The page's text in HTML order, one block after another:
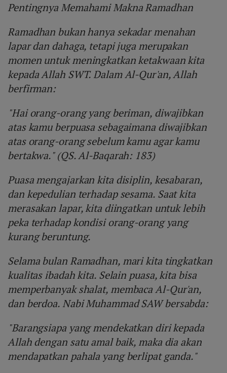
Pentingnya Memahami Makna Ramadhan
Ramadhan bukan hanya sekadar menahan
lapar dan dahaga, tetapi juga merupakan
momen untuk meningkatkan ketakwaan kita
kepada Allah SWT. Dalam Al-Qur'an, Allah
berfirman:
"Hai orang-orang yang beriman, diwajibkan
atas kamu berpuasa sebagaimana diwajibkan
atas orang-orang sebelum kamu agar kamu
bertakwa." (QS. Al-Baqarah: 183)
Puasa mengajarkan kita disiplin, kesabaran,
dan kepedulian terhadap sesama. Saat kita
merasakan lapar, kita diingatkan untuk lebih
peka terhadap kondisi orang-orang yang
kurang beruntung.
Selama bulan Ramadhan, mari kita tingkatkan
kualitas ibadah kita. Selain puasa, kita bisa
memperbanyak shalat, membaca Al-Qur'an,
dan berdoa. Nabi Muhammad SAW bersabda:
"Barangsiapa yang mendekatkan diri kepada
Allah dengan satu amal baik, maka dia akan
mendapatkan pahala yang berlipat ganda."